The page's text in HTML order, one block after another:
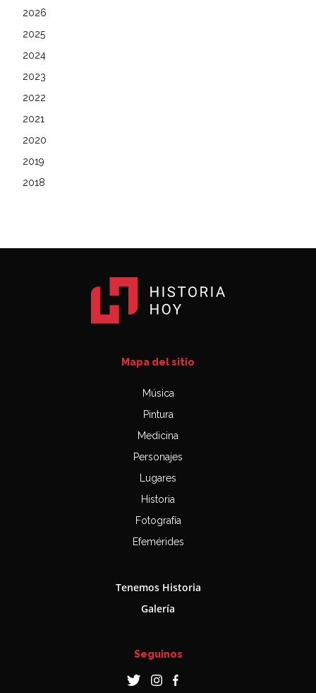
2026
2025
2024
2023
2022
2021
2020
2019
2018
Mapa del sitio
Música
Pintura
Medicina
Personajes
Lugares
Historia
Fotografía
Efemérides
Tenemos Historia
Galería
Seguinos